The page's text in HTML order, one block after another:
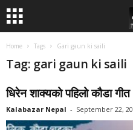
Home Tags Gari gaun ki saili
Tag: gari gaun ki saili
धिरेन शाक्यको पहिलो कौडा गीत
Kalabazar Nepal - September 22,